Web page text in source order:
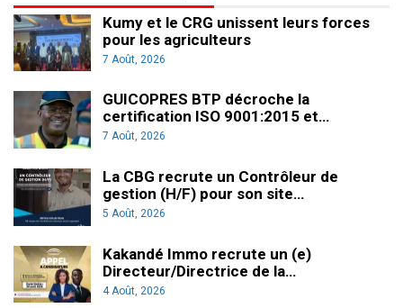
Kumy et le CRG unissent leurs forces
pour les agriculteurs
7 Août, 2026
GUICOPRES BTP décroche la
certification ISO 9001:2015 et…
7 Août, 2026
La CBG recrute un Contrôleur de
gestion (H/F) pour son site…
5 Août, 2026
Kakandé Immo recrute un (e)
Directeur/Directrice de la…
4 Août, 2026